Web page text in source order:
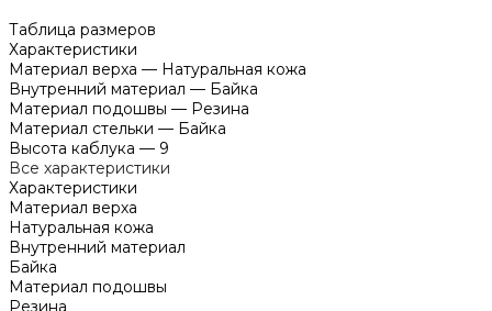
Таблица размеров
Характеристики
Материал верха — Натуральная кожа
Внутренний материал — Байка
Материал подошвы — Резина
Материал стельки — Байка
Высота каблука — 9
Все характеристики
Характеристики
Материал верха
Натуральная кожа
Внутренний материал
Байка
Материал подошвы
Резина